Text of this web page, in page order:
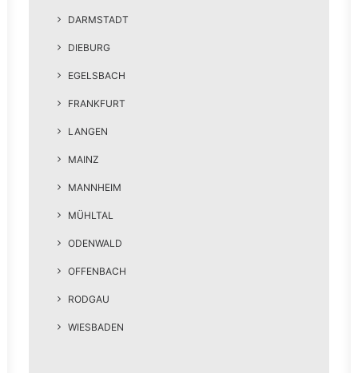
DARMSTADT
DIEBURG
EGELSBACH
FRANKFURT
LANGEN
MAINZ
MANNHEIM
MÜHLTAL
ODENWALD
OFFENBACH
RODGAU
WIESBADEN